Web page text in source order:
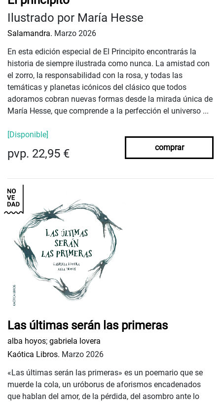
Ilustrado por María Hesse
Salamandra. Marzo 2026
En esta edición especial de El Principito encontrarás la
historia de siempre ilustrada como nunca. La amistad con
el zorro, la responsabilidad con la rosa, y todas las
temáticas y planetas icónicos del clásico que todos
adoramos cobran nuevas formas desde la mirada única de
María Hesse, que comprende a la perfección el universo ...
[Disponible]
pvp. 22,95 € comprar
Las últimas serán las primeras
alba hoyos; gabriela lovera
Kaótica Libros. Marzo 2026
«Las últimas serán las primeras» es un poemario que se
muerde la cola, un uróborus de aforismos encadenados
que hablan del amor, de la pérdida, del asombro ante lo